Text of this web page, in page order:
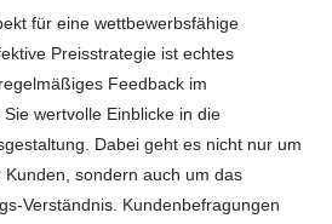
für eine wettbewerbsfähige
Preisstrategie ist echtes
regelmäßiges Feedback im
wertvolle Einblicke in die
Dabei geht es nicht nur um
sondern auch um das
Verständnis. Kundenbefragungen